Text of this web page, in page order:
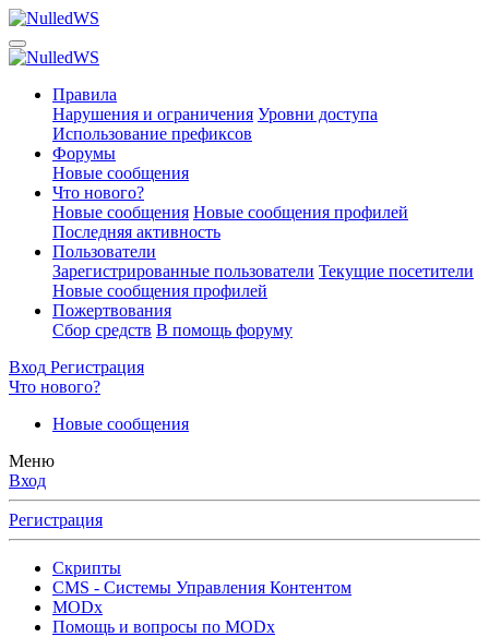
Правила
Нарушения и ограничения Уровни доступа
Использование префиксов
Форумы
Новые сообщения
Что нового?
Новые сообщения Новые сообщения профилей
Последняя активность
Пользователи
Зарегистрированные пользователи Текущие посетители
Новые сообщения профилей
Пожертвования
Сбор средств В помощь форуму
Вход Регистрация
Что нового?
Новые сообщения
Меню
Вход
Регистрация
Скрипты
CMS - Системы Управления Контентом
MODx
Помощь и вопросы по MODx